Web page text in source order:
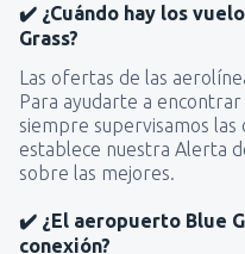
✔️ ¿Cuándo hay los
Grass?
Las ofertas de las
Para ayudarte a
siempre supervisamos
establece nuestra Alerta
sobre las mejores.
✔️ ¿El aeropuerto Blue
conexión?